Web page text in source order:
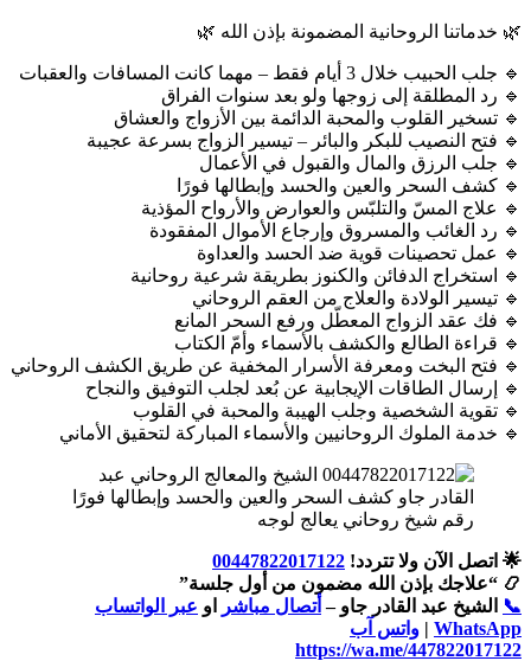
🌿 خدماتنا الروحانية المضمونة بإذن الله 🌿
🔹 جلب الحبيب خلال 3 أيام فقط – مهما كانت المسافات والعقبات
🔹 رد المطلقة إلى زوجها ولو بعد سنوات الفراق
🔹 تسخير القلوب والمحبة الدائمة بين الأزواج والعشاق
🔹 فتح النصيب للبكر والبائر – تيسير الزواج بسرعة عجيبة
🔹 جلب الرزق والمال والقبول في الأعمال
🔹 كشف السحر والعين والحسد وإبطالها فورًا
🔹 علاج المسّ والتلبّس والعوارض والأرواح المؤذية
🔹 رد الغائب والمسروق وإرجاع الأموال المفقودة
🔹 عمل تحصينات قوية ضد الحسد والعداوة
🔹 استخراج الدفائن والكنوز بطريقة شرعية روحانية
🔹 تيسير الولادة والعلاج من العقم الروحاني
🔹 فك عقد الزواج المعطّل ورفع السحر المانع
🔹 قراءة الطالع والكشف بالأسماء وأمّ الكتاب
🔹 فتح البخت ومعرفة الأسرار المخفية عن طريق الكشف الروحاني
🔹 إرسال الطاقات الإيجابية عن بُعد لجلب التوفيق والنجاح
🔹 تقوية الشخصية وجلب الهيبة والمحبة في القلوب
🔹 خدمة الملوك الروحانيين والأسماء المباركة لتحقيق الأماني
رقم شيخ روحاني يعالج لوجه
🌟 اتصل الآن ولا تتردد! 00447822017122
📿 “علاجك بإذن الله مضمون من أول جلسة”
📞
الشيخ عبد القادر جاو – أتصال مباشر او عبر الواتساب
WhatsApp
| واتس آب
https://wa.me/447822017122